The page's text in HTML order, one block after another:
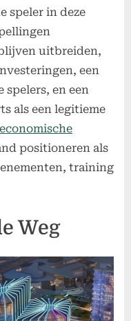
speler in deze
uitbreiden,
een
en een
als een legitieme
economische
positioneren als
training
Weg